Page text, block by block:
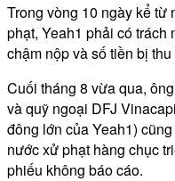
Trong vòng 10 ngày kể
phạt, Yeah1 phải có trách
chậm nộp và số tiền bị
Cuối tháng 8 vừa qua,
và quỹ ngoại DFJ
đông lớn của Yeah1)
nước xử phạt hàng chục
phiếu không báo cáo.